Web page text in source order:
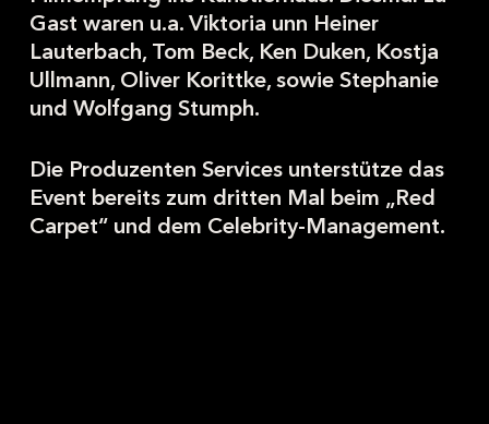
Gast waren u.a. Viktoria unn Heiner
Lauterbach, Tom Beck, Ken Duken, Kostja
Ullmann, Oliver Korittke, sowie Stephanie
und Wolfgang Stumph.
Die Produzenten Services unterstütze das
Event bereits zum dritten Mal beim „Red
Carpet“ und dem Celebrity-Management.